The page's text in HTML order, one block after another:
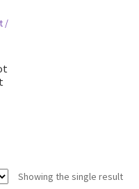
Showing the single result